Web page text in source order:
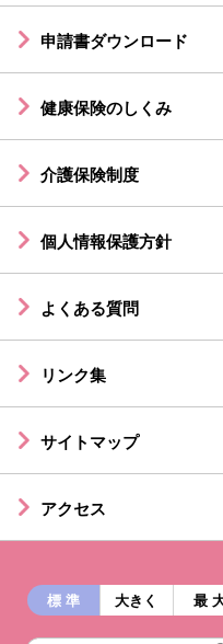
申請書ダウンロード
健康保険のしくみ
介護保険制度
個人情報保護方針
よくある質問
リンク集
サイトマップ
アクセス
標 準 大きく 最